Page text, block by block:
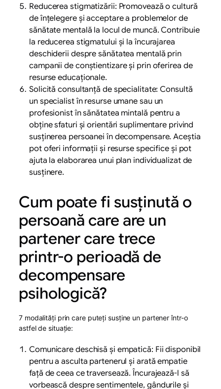
Reducerea stigmatizării: Promovează o cultură
de înțelegere și acceptare a problemelor de
sănătate mentală la locul de muncă. Contribuie
la reducerea stigmatului și la încurajarea
deschiderii despre sănătatea mentală prin
campanii de conștientizare și prin oferirea de
resurse educaționale.
Solicită consultanță de specialitate: Consultă
un specialist în resurse umane sau un
profesionist în sănătatea mintală pentru a
obține sfaturi și orientări suplimentare privind
susținerea persoanei în decompensare. Aceștia
pot oferi informații și resurse specifice și pot
ajuta la elaborarea unui plan individualizat de
susținere.
Cum poate fi susținută o
persoană care are un
partener care trece
printr-o perioadă de
decompensare
psihologică?
7 modalități prin care puteți susține un partener într-o
astfel de situație:
Comunicare deschisă și empatică: Fii disponibil
pentru a asculta partenerul și arată empatie
față de ceea ce traversează. Încurajează-l să
vorbească despre sentimentele, gândurile și